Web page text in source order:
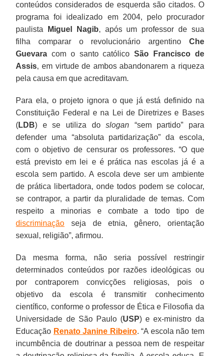
conteúdos considerados de esquerda são citados. O
programa foi idealizado em 2004, pelo procurador
paulista
Miguel Nagib, após um professor de sua
filha comparar o revolucionário argentino Che
Guevara com o santo católicoSão Francisco de
Assis, em virtude de ambos abandonarem a riqueza
pela causa em que acreditavam.
Para ela, o projeto ignora o que já está definido na
Constituição Federal e na Lei de Diretrizes e Bases
(LDB) e se utiliza doslogan “sem partido” para
defender uma “absoluta partidarização” da escola,
com o objetivo de censurar os professores. “O que
está previsto em lei e é prática nas escolas já é a
escola sem partido. A escola deve ser um ambiente
de prática libertadora, onde todos podem se colocar,
se contrapor, a partir da pluralidade de temas. Com
respeito a minorias e combate a todo tipo de
discriminação seja de etnia, gênero, orientação
sexual, religião”, afirmou.
Da mesma forma, não seria possível restringir
determinados conteúdos por razões ideológicas ou
por contraporem convicções religiosas, pois o
objetivo da escola é transmitir conhecimento
científico, conforme o professor de Ética e Filosofia da
Universidade de São Paulo (USP) e ex-ministro da
Educação Renato Janine Ribeiro. “A escola não tem
incumbência de doutrinar a pessoa nem de respeitar